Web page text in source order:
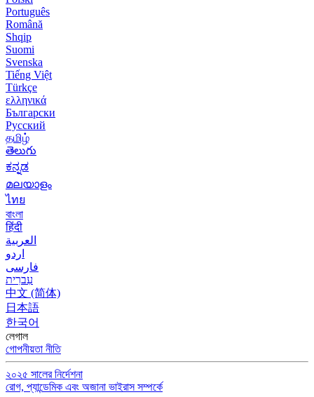
Português
Română
Shqip
Suomi
Svenska
Tiếng Việt
Türkçe
ελληνικά
Български
Русский
தமிழ்
తెలుగు
ಕನ್ನಡ
മലയാളം
ไทย
বাংলা
हिंदी
العربية
اردو
فارسی
עִברִית
中文 (简体)
日本語
한국어
লেগাল
গোপনীয়তা নীতি
২০২৫ সালের নির্দেশনা
রোগ, প্যান্ডেমিক এবং অজানা ভাইরাস সম্পর্কে